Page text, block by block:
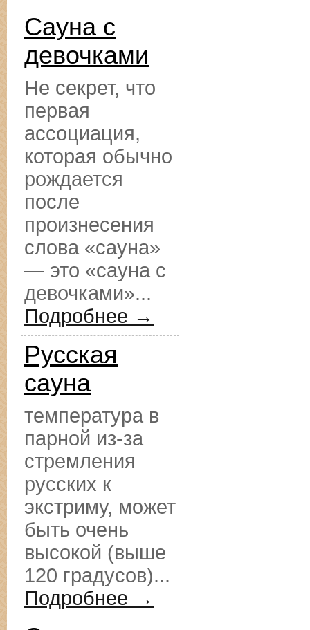
Сауна с
девочками
Не секрет, что
первая
ассоциация,
которая обычно
рождается
после
произнесения
слова «сауна»
— это «сауна с
девочками»...
Подробнее →
Русская
сауна
температура в
парной из-за
стремления
русских к
экстриму, может
быть очень
высокой (выше
120 градусов)...
Подробнее →